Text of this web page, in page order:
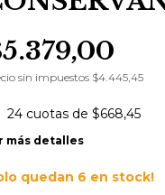
sin impuestos $4.445,45
24 cuotas de $668,45
más detalles
quedan 6 en stock!